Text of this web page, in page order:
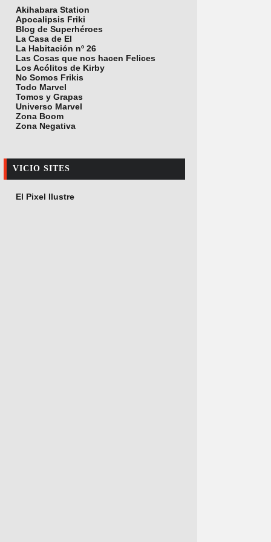
Akihabara Station
Apocalipsis Friki
Blog de Superhéroes
La Casa de El
La Habitación nº 26
Las Cosas que nos hacen Felices
Los Acólitos de Kirby
No Somos Frikis
Todo Marvel
Tomos y Grapas
Universo Marvel
Zona Boom
Zona Negativa
VICIO SITES
El Pixel Ilustre